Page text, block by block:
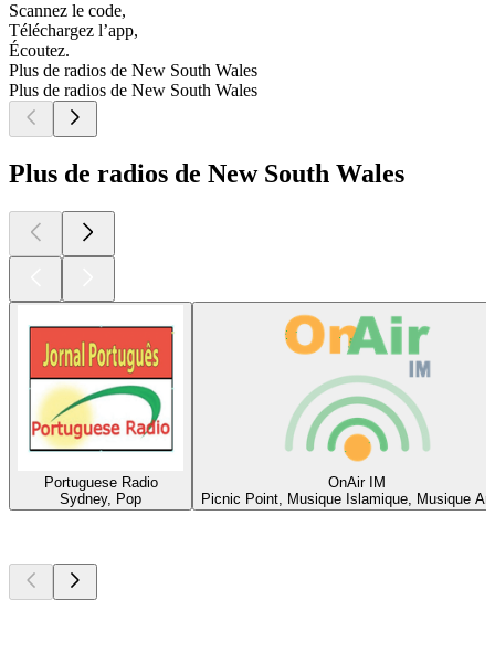
Scannez le code,
Téléchargez l’app,
Écoutez.
Plus de radios de New South Wales
Plus de radios de New South Wales
Plus de radios de New South Wales
Portuguese Radio
Sydney, Pop
OnAir IM
Picnic Point, Musique Islamique, Musique